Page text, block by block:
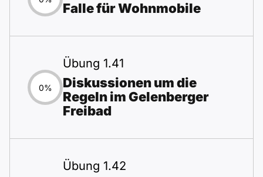
Falle für Wohnmobile
0%
Übung 1.41
Diskussionen um die
Regeln im Gelenberger
Freibad
Übung 1.42